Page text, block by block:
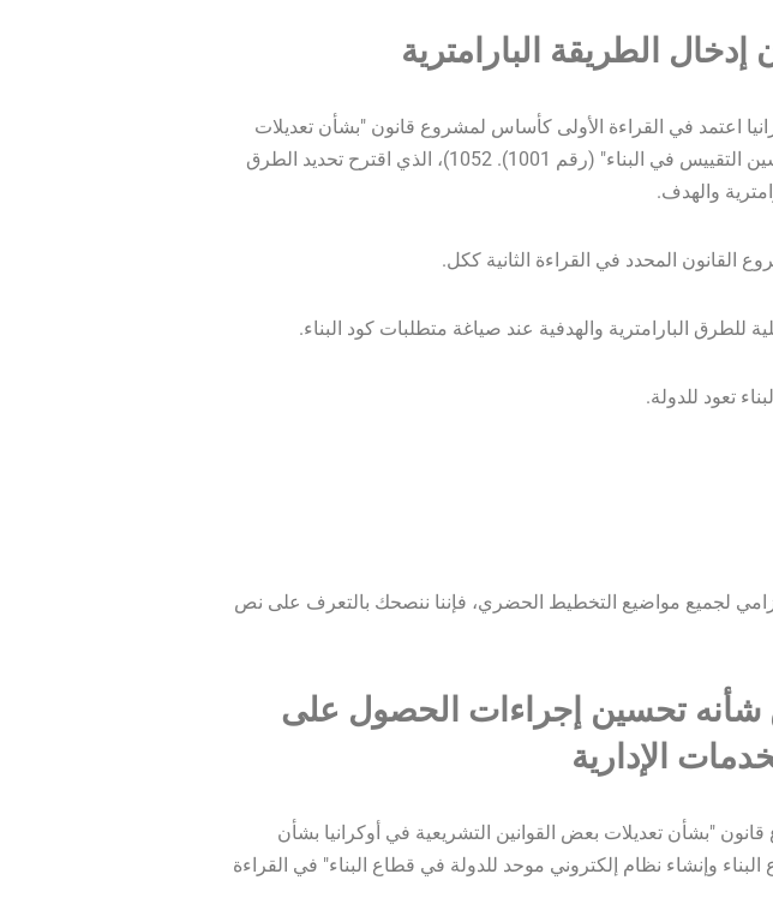
إدخال الطريقة البارامترية
اعتمد في القراءة الأولى كأساس لمشروع قانون "بشأن تعديلات
قانون أوكرانيا" "بشأن لوائح البناء فيما يتعلق بتحسين التقييس في البناء" (رقم 1001). 1052)، الذي اقترح تحديد الطرق
والهدف.
للطرق البارامترية والهدفية عند صياغة متطلبات كود البناء.
تعود للدولة.
إلزامي لجميع مواضيع التخطيط الحضري، فإننا ننصحك بالتعرف على نص
شأنه تحسين إجراءات الحصول على
الإدارية
"بشأن تعديلات بعض القوانين التشريعية في أوكرانيا بشأن
وإنشاء نظام إلكتروني موحد للدولة في قطاع البناء" في القراءة